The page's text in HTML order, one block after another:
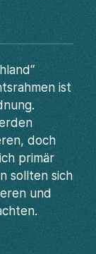
ist
doch
primär
sollten sich
und